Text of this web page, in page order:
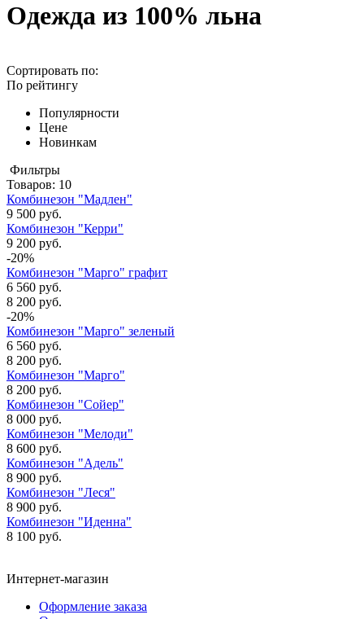
Одежда из 100% льна
Сортировать по:
По рейтингу
Популярности
Цене
Новинкам
Фильтры
Товаров: 10
Комбинезон "Мадлен"
9 500 руб.
Комбинезон "Керри"
9 200 руб.
-20%
Комбинезон "Марго" графит
6 560 руб.
8 200 руб.
-20%
Комбинезон "Марго" зеленый
6 560 руб.
8 200 руб.
Комбинезон "Марго"
8 200 руб.
Комбинезон "Сойер"
8 000 руб.
Комбинезон "Мелоди"
8 600 руб.
Комбинезон "Адель"
8 900 руб.
Комбинезон "Леся"
8 900 руб.
Комбинезон "Иденна"
8 100 руб.
Интернет-магазин
Оформление заказа